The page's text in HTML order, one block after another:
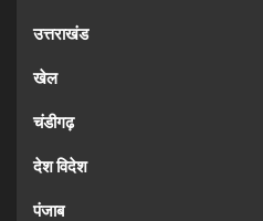
उत्तराखंड
खेल
चंडीगढ़
देश विदेश
पंजाब